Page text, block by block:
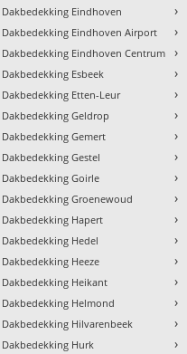
Dakbedekking Eindhoven
Dakbedekking Eindhoven Airport
Dakbedekking Eindhoven Centrum
Dakbedekking Esbeek
Dakbedekking Etten-Leur
Dakbedekking Geldrop
Dakbedekking Gemert
Dakbedekking Gestel
Dakbedekking Goirle
Dakbedekking Groenewoud
Dakbedekking Hapert
Dakbedekking Hedel
Dakbedekking Heeze
Dakbedekking Heikant
Dakbedekking Helmond
Dakbedekking Hilvarenbeek
Dakbedekking Hurk
›
›
›
›
›
›
›
›
›
›
›
›
›
›
›
›
›